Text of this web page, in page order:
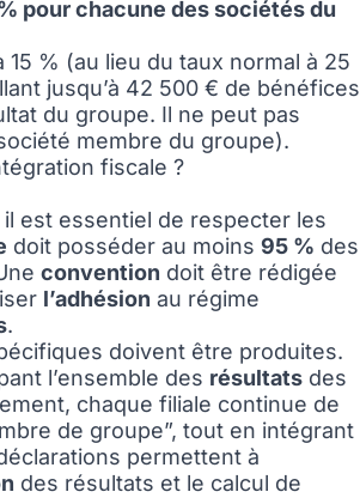
pour chacune des sociétés du
% (au lieu du taux normal à 25
jusqu’à 42 500 € de bénéfices
du groupe. Il ne peut pas
membre du groupe).
fiscale ?
est essentiel de respecter les
doit posséder au moins 95 % des
convention doit être rédigée
l’adhésion au régime
.
doivent être produites.
l’ensemble des résultats des
chaque filiale continue de
de groupe”, tout en intégrant
permettent à
des résultats et le calcul de